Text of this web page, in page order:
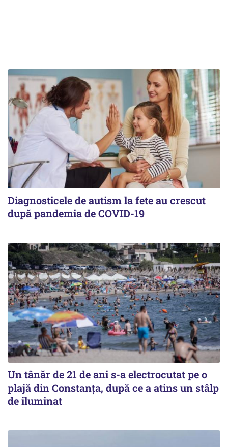
Diagnosticele de autism la fete au crescut
după pandemia de COVID-19
Un tânăr de 21 de ani s-a electrocutat pe o
plajă din Constanța, după ce a atins un stâlp
de iluminat